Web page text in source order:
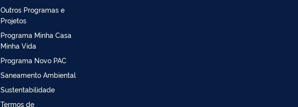
Outros Programas e
Projetos
Programa Minha Casa
Minha Vida
Programa Novo PAC
Saneamento Ambiental
Sustentabilidade
Termos de